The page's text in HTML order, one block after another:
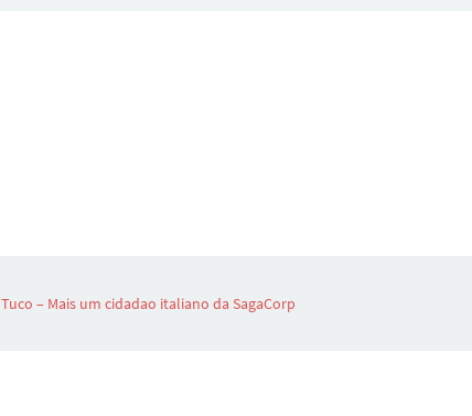
Tuco – Mais um cidadao italiano da SagaCorp